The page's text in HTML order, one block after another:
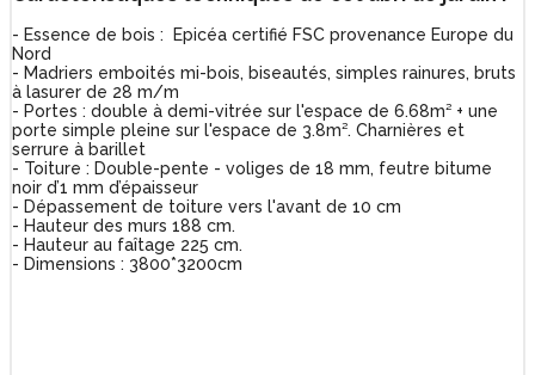
- Essence de bois : Epicéa certifié FSC provenance Europe du
Nord
- Madriers emboités mi-bois, biseautés, simples rainures, bruts
à lasurer de 28 m/m
- Portes : double à demi-vitrée sur l'espace de 6.68m² + une
porte simple pleine sur l'espace de 3.8m². Charnières et
serrure à barillet
- Toiture : Double-pente - voliges de 18 mm, feutre bitume
noir d’1 mm d’épaisseur
- Dépassement de toiture vers l'avant de 10 cm
- Hauteur des murs 188 cm.
- Hauteur au faîtage 225 cm.
- Dimensions : 3800*3200cm